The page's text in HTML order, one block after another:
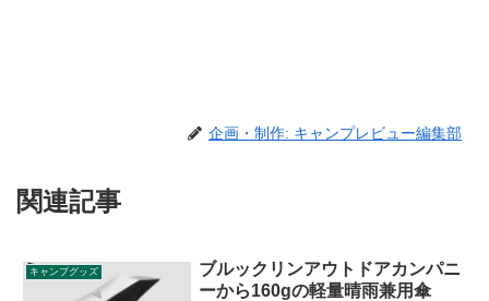
企画・制作: キャンプレビュー編集部
関連記事
キャンプグッズ
ブルックリンアウトドアカンパニ
ーから160gの軽量晴雨兼用傘